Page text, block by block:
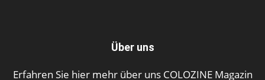
Über uns
Erfahren Sie hier mehr über uns COLOZINE Magazin